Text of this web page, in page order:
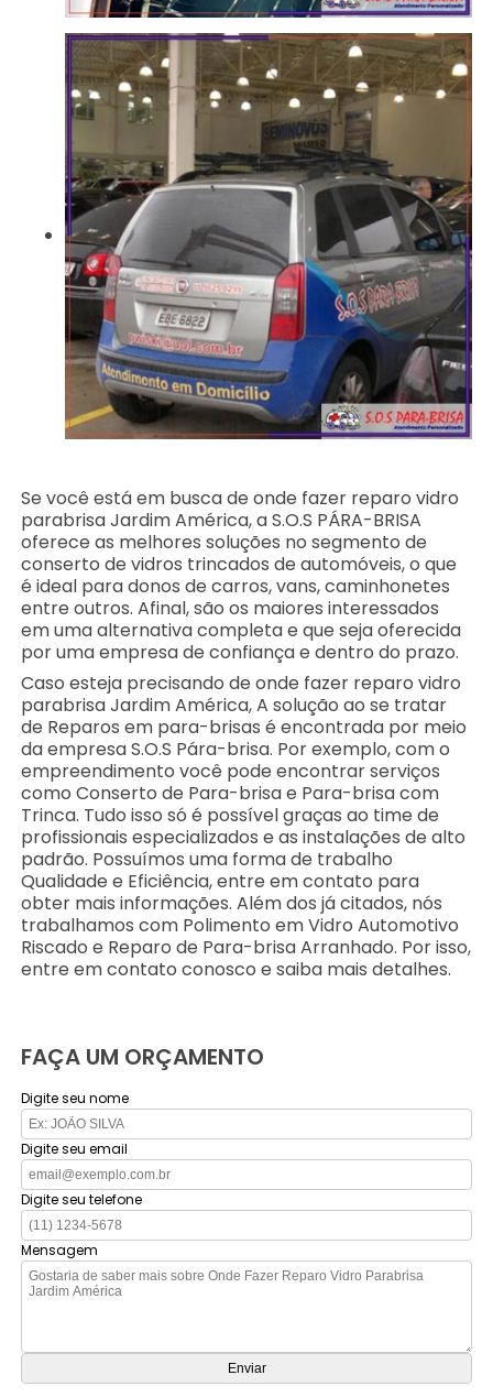
Se você está em busca de onde fazer reparo vidro
parabrisa Jardim América, a S.O.S PÁRA-BRISA
oferece as melhores soluções no segmento de
conserto de vidros trincados de automóveis, o que
é ideal para donos de carros, vans, caminhonetes
entre outros. Afinal, são os maiores interessados
em uma alternativa completa e que seja oferecida
por uma empresa de confiança e dentro do prazo.
Caso esteja precisando de onde fazer reparo vidro
parabrisa Jardim América, A solução ao se tratar
de Reparos em para-brisas é encontrada por meio
da empresa S.O.S Pára-brisa. Por exemplo, com o
empreendimento você pode encontrar serviços
como Conserto de Para-brisa e Para-brisa com
Trinca. Tudo isso só é possível graças ao time de
profissionais especializados e as instalações de alto
padrão. Possuímos uma forma de trabalho
Qualidade e Eficiência, entre em contato para
obter mais informações. Além dos já citados, nós
trabalhamos com Polimento em Vidro Automotivo
Riscado e Reparo de Para-brisa Arranhado. Por isso,
entre em contato conosco e saiba mais detalhes.
FAÇA UM ORÇAMENTO
Digite seu nome
Digite seu email
Digite seu telefone
Mensagem